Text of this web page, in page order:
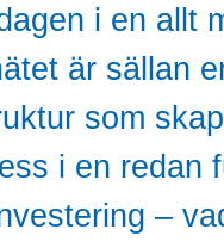
i en allt
är sällan
som
i en redan
–